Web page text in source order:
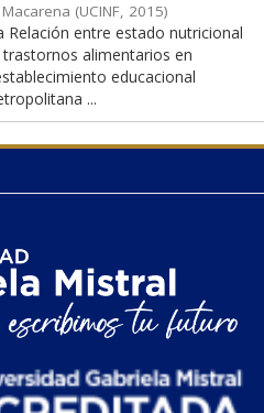
(UCINF, 2015)
Relación entre estado nutricional
alimentarios en
educacional
...